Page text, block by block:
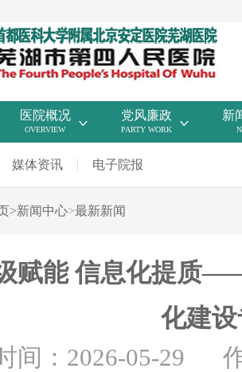
医院概况
OVERVIEW
党风廉政
PARTY WORK
新
媒体资讯 电子院报
>新闻中心>最新新闻
赋能 信息化提质
化建
间：2026-05-29